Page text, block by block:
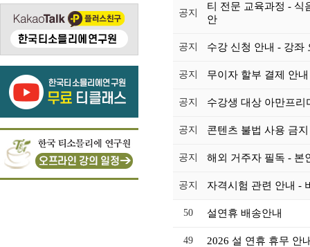
공지
티 전문 교육과정 - 식
안
공지 수강 신청 안내 - 강좌
공지 무이자 할부 결제 안내
공지 수강생 대상 아만프
공지 콘텐츠 불법 사용 금지
공지 해외 거주자 필독 - 본
공지 자격시험 관련 안내 -
50 설연휴 배송안내
49 2026 설 연휴 휴무 안